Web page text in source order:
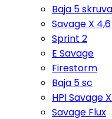
Baja 5
Savage X 4,6
Sprint 2
E Savage
Firestorm
Baja 5 sc
HPI Savage
Savage Flux